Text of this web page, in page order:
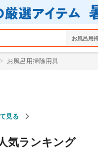
お風呂用掃除用具
見る
気ランキング